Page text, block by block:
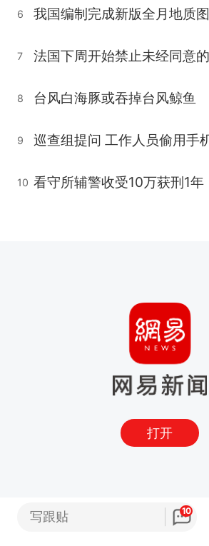
6 我国编制完成新版全月地质图
7
8 台风白海豚或吞掉台风鲸鱼
9
10 看守所辅警收受10万获刑1年
打开
写跟贴 10